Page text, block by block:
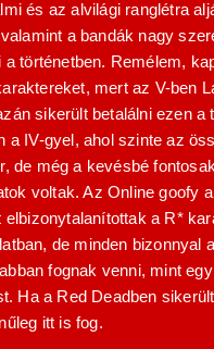
és az alvilági ranglétra
a bandák nagy
a történetben. Remélem,
mert az V-ben
sikerült betalálni ezen a
a IV-gyel, ahol szinte az
de még a kevésbé
voltak. Az Online goofy
elbizonytalanítottak a R*
de minden bizonnyal
fognak venni, mint
Ha a Red Deadben
itt is fog.